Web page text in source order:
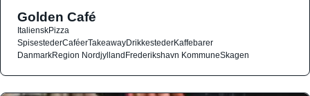
Golden Café
ItalienskPizza
SpisestederCaféerTakeawayDrikkestederKaffebarer
DanmarkRegion NordjyllandFrederikshavn KommuneSkagen